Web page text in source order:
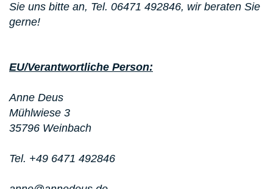
Sie uns bitte an, Tel. 06471 492846, wir beraten Sie
gerne!
EU/Verantwortliche Person:
Anne Deus
Mühlwiese 3
35796 Weinbach
Tel. +49 6471 492846